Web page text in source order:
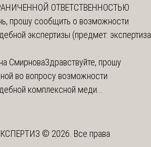
ОТВЕТСТВЕННОСТЬЮ
прошу сообщить о возможности
экспертизы (предмет: экспертиза
СмирноваЗдравствуйте, прошу
во вопросу возможности
комплексной меди...
© 2026. Все права